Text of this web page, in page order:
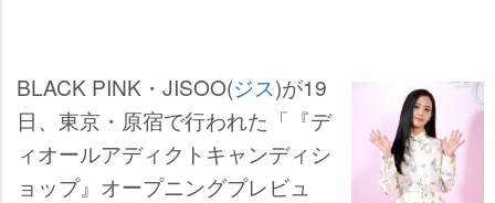
BLACK PINK・JISOO(ジス)が19
日、東京・原宿で行われた「『デ
ィオールアディクトキャンディシ
ョップ』オープニングプレビュ